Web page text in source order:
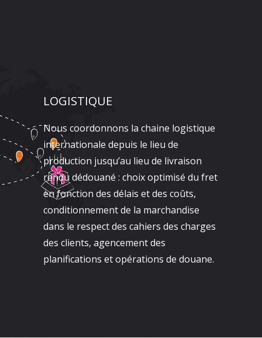
LOGISTIQUE
Nous coordonnons la chaine logistique
internationale depuis le lieu de
production jusqu’au lieu de livraison
rendu dédouané : choix optimisé du fret
en fonction des délais et des coûts,
conditionnement de la marchandise
dans le respect des cahiers des charges
des clients, agencement des
planifications et opérations de douane.